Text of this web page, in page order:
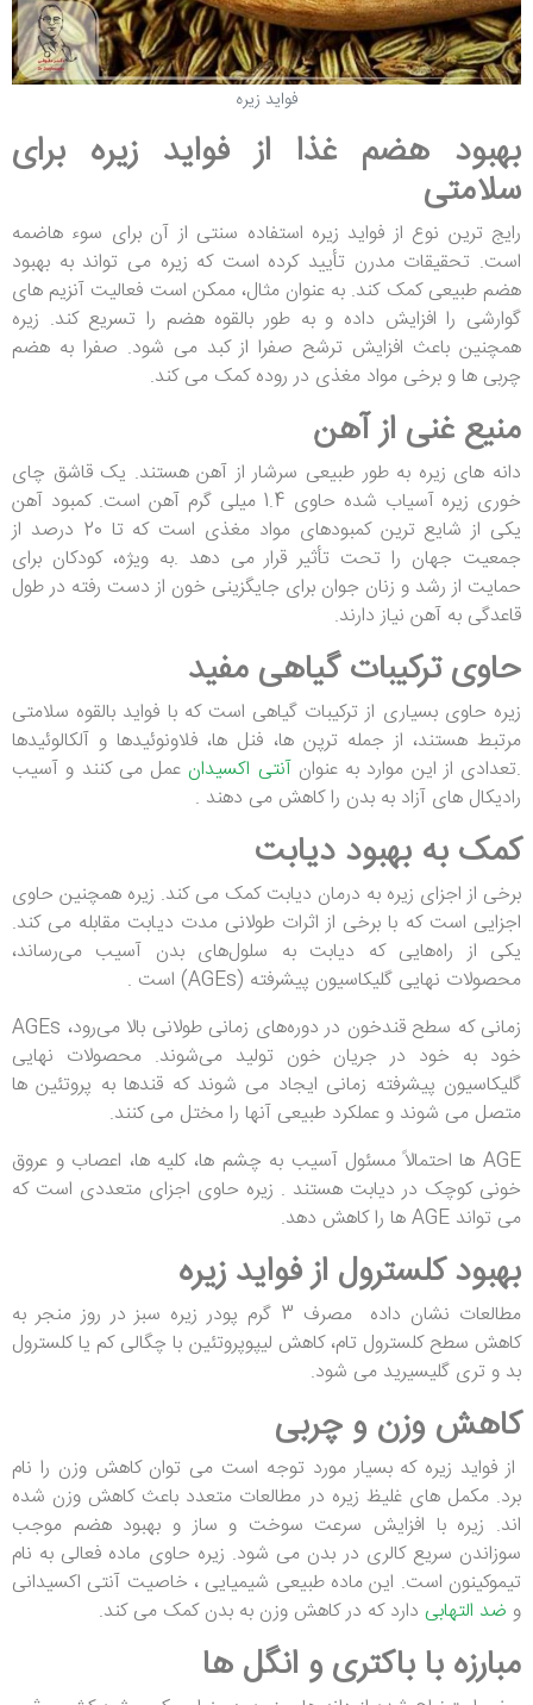
فواید زیره
بهبود هضم غذا از فواید زیره برای
سلامتی
رایج ترین نوع از فواید زیره استفاده سنتی از آن برای سوء هاضمه
است. تحقیقات مدرن تأیید کرده است که زیره می تواند به بهبود
هضم طبیعی کمک کند. به عنوان مثال، ممکن است فعالیت آنزیم های
گوارشی را افزایش داده و به طور بالقوه هضم را تسریع کند. زیره
همچنین باعث افزایش ترشح صفرا از کبد می شود. صفرا به هضم
چربی ها و برخی مواد مغذی در روده کمک می کند.
منیع غنی از آهن
دانه های زیره به طور طبیعی سرشار از آهن هستند. یک قاشق چای
خوری زیره آسیاب شده حاوی 1.4 میلی گرم آهن است. کمبود آهن
یکی از شایع ترین کمبودهای مواد مغذی است که تا 20 درصد از
جمعیت جهان را تحت تأثیر قرار می دهد .به ویژه، کودکان برای
حمایت از رشد و زنان جوان برای جایگزینی خون از دست رفته در طول
قاعدگی به آهن نیاز دارند.
حاوی ترکیبات گیاهی مفید
زیره حاوی بسیاری از ترکیبات گیاهی است که با فواید بالقوه سلامتی
مرتبط هستند، از جمله ترپن ها، فنل ها، فلاونوئیدها و آلکالوئیدها
.تعدادی از این موارد به عنوانآنتی اکسیدان عمل می کنند و آسیب
رادیکال های آزاد به بدن را کاهش می دهند .
کمک به بهبود دیابت
برخی از اجزای زیره به درمان دیابت کمک می کند. زیره همچنین حاوی
اجزایی است که با برخی از اثرات طولانی مدت دیابت مقابله می کند.
یکی از راه‌هایی که دیابت به سلول‌های بدن آسیب می‌رساند،
محصولات نهایی گلیکاسیون پیشرفته (AGEs) است .
زمانی که سطح قندخون در دوره‌های زمانی طولانی بالا می‌رود، AGEs
خود به خود در جریان خون تولید می‌شوند. محصولات نهایی
گلیکاسیون پیشرفته زمانی ایجاد می شوند که قندها به پروتئین ها
متصل می شوند و عملکرد طبیعی آنها را مختل می کنند.
AGE ها احتمالاً مسئول آسیب به چشم ها، کلیه ها، اعصاب و عروق
خونی کوچک در دیابت هستند . زیره حاوی اجزای متعددی است که
می تواند AGE ها را کاهش دهد.
بهبود کلسترول از فواید زیره
مطالعات نشان داده مصرف 3 گرم پودر زیره سبز در روز منجر به
کاهش سطح کلسترول تام، کاهش لیپوپروتئین با چگالی کم یا کلسترول
بد و تری گلیسیرید می شود.
کاهش وزن و چربی
از فواید زیره که بسیار مورد توجه است می توان کاهش وزن را نام
برد. مکمل های غلیظ زیره در مطالعات متعدد باعث کاهش وزن شده
اند. زیره با افزایش سرعت سوخت و ساز و بهبود هضم موجب
سوزاندن سریع کالری در بدن می شود. زیره حاوی ماده فعالی به نام
تیموکینون است. این ماده طبیعی شیمیایی ، خاصیت آنتی اکسیدانی
و ضد التهابی دارد که در کاهش وزن به بدن کمک می کند.
مبارزه با باکتری و انگل ها